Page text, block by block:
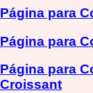
Página para
Página para
Página para
Croissant